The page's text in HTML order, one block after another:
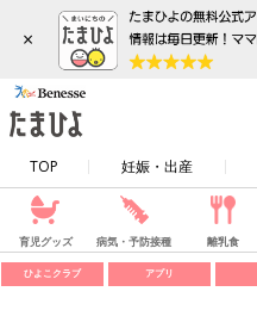
×
TOP 妊娠・出産
育児グッズ 病気・予防接種 離乳食
ひよこクラブ アプリ